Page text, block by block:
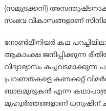
(സമുദ്രക്കനി)
സംഭവ വികാസങ്ങളാണ്
നോൺലീനിയര്‍ കഥ
ആകാംക്ഷ ജനിപ്പിക്കുന്ന
വിദ്യാഭ്യാസം
പ്രവണതകളെ കണക്കറ്റ്
ബാലമുരുകൻ എന്ന
മുഹൂർത്തങ്ങളാണ് ധനുഷിന്